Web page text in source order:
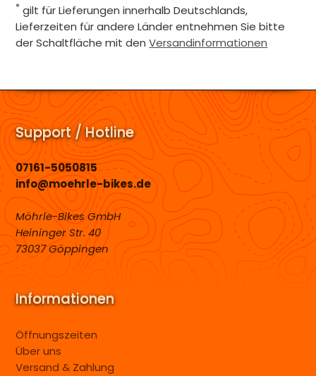
* gilt für Lieferungen innerhalb Deutschlands,
Lieferzeiten für andere Länder entnehmen Sie bitte
der Schaltfläche mit denVersandinformationen
Support / Hotline
07161-5050815
info@moehrle-bikes.de
Möhrle-Bikes GmbH
Heininger Str. 40
73037 Göppingen
Informationen
Öffnungszeiten
Über uns
Versand & Zahlung